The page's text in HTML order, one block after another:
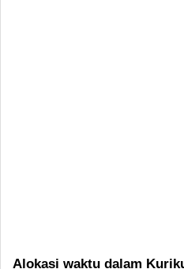
Alokasi waktu dalam